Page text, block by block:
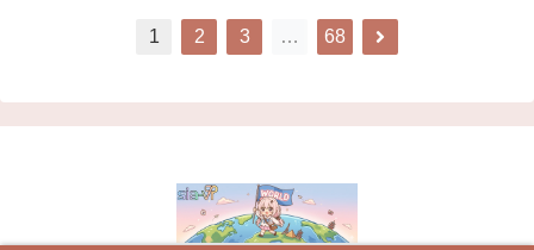
1 2 3 … 68
次